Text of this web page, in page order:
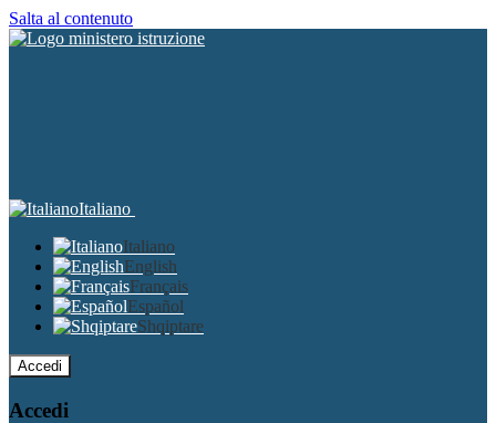
Salta al contenuto
Italiano
Italiano
English
Français
Español
Shqiptare
Accedi
Accedi